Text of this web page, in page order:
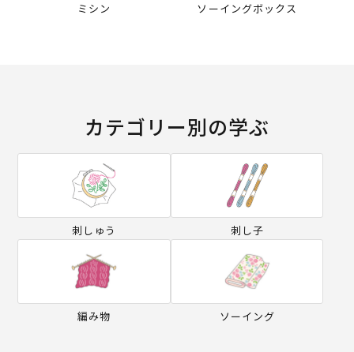
ミシン ソーイングボックス
カテゴリー別の学ぶ
刺しゅう 刺し子
編み物 ソーイング